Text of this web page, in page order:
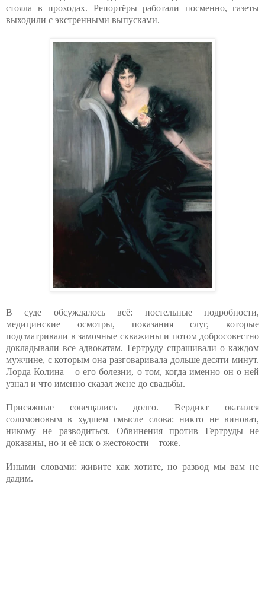
стояла в проходах. Репортёры работали посменно, газеты
выходили с экстренными выпусками.
В суде обсуждалось всё: постельные подробности,
медицинские осмотры, показания слуг, которые
подсматривали в замочные скважины и потом добросовестно
докладывали все адвокатам. Гертруду спрашивали о каждом
мужчине, с которым она разговаривала дольше десяти минут.
Лорда Колина – о его болезни, о том, когда именно он о ней
узнал и что именно сказал жене до свадьбы.
Присяжные совещались долго. Вердикт оказался
соломоновым в худшем смысле слова: никто не виноват,
никому не разводиться. Обвинения против Гертруды не
доказаны, но и её иск о жестокости – тоже.
Иными словами: живите как хотите, но развод мы вам не
дадим.